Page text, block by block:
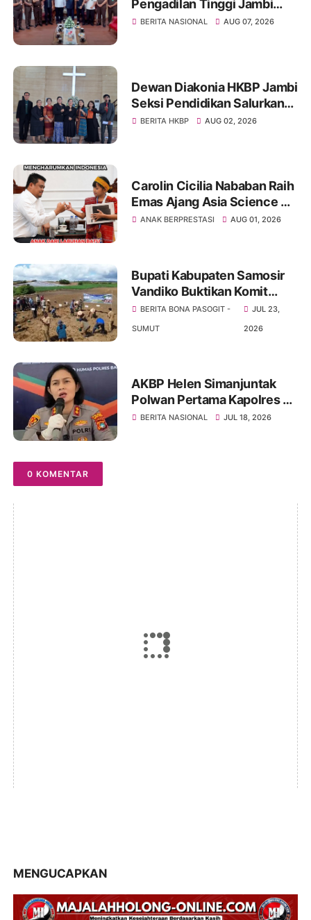
Pengadilan Tinggi Jambi
Berkomitmen Perkuat
BERITA NASIONAL AUG 07, 2026
Dewan Diakonia HKBP Jambi
Seksi Pendidikan Salurkan
Bantuan Beasiswa Bagi
BERITA HKBP AUG 02, 2026
Carolin Cicilia Nababan Raih
Emas Ajang Asia Science &
Mathematics Competition
ANAK BERPRESTASI AUG 01, 2026
Bupati Kabupaten Samosir
Vandiko Buktikan Komit
Bangun Pertanian Salurkan
5 Ton Bibit Kentang Di
BERITA BONA PASOGIT -
SUMUT
JUL 23,
2026
AKBP Helen Simanjuntak
Polwan Pertama Kapolres Di
Polda Bangka Belitung
BERITA NASIONAL JUL 18, 2026
0 KOMENTAR
MENGUCAPKAN